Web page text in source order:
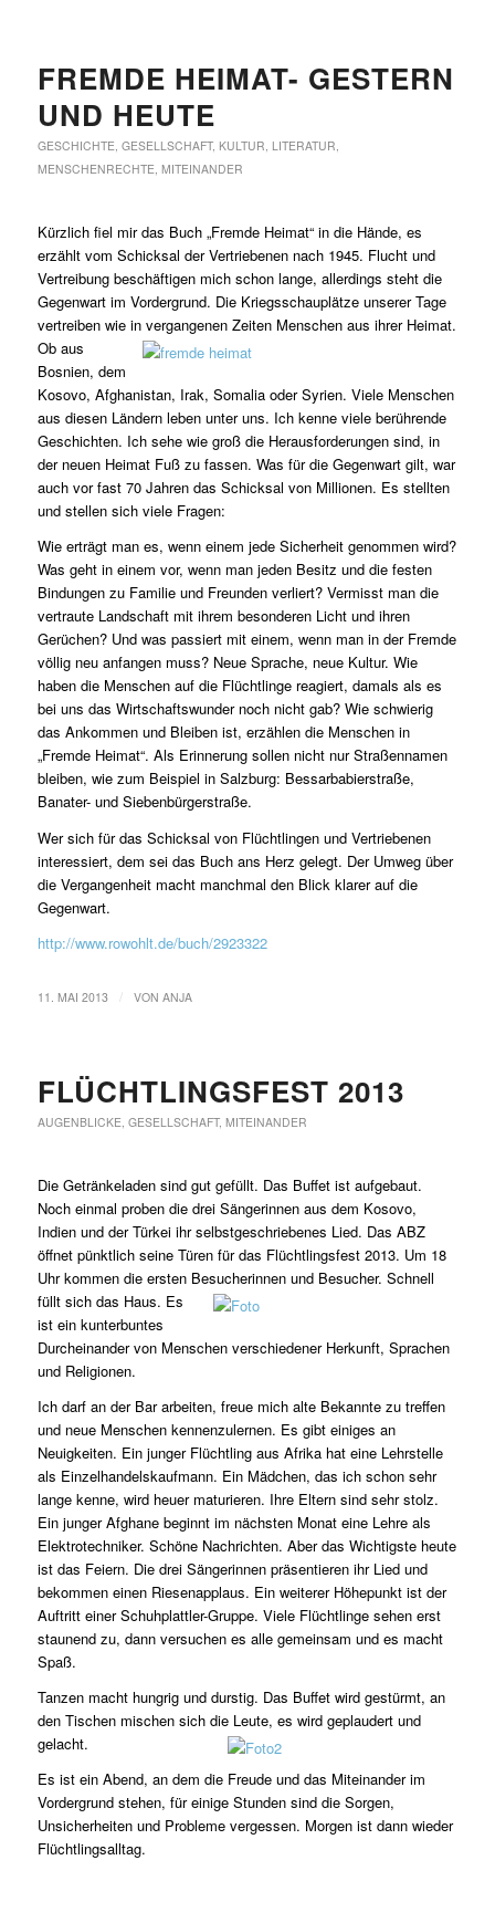
FREMDE HEIMAT- GESTERN
UND HEUTE
GESCHICHTE, GESELLSCHAFT, KULTUR, LITERATUR,
MENSCHENRECHTE, MITEINANDER
Kürzlich fiel mir das Buch „Fremde Heimat“ in die Hände, es
erzählt vom Schicksal der Vertriebenen nach 1945. Flucht und
Vertreibung beschäftigen mich schon lange, allerdings steht die
Gegenwart im Vordergrund. Die Kriegsschauplätze unserer Tage
vertreiben wie in vergangenen Zeiten Menschen aus ihrer Heimat.
Ob aus
Bosnien, dem
Kosovo, Afghanistan, Irak, Somalia oder Syrien. Viele Menschen
aus diesen Ländern leben unter uns. Ich kenne viele berührende
Geschichten. Ich sehe wie groß die Herausforderungen sind, in
der neuen Heimat Fuß zu fassen. Was für die Gegenwart gilt, war
auch vor fast 70 Jahren das Schicksal von Millionen. Es stellten
und stellen sich viele Fragen:
Wie erträgt man es, wenn einem jede Sicherheit genommen wird?
Was geht in einem vor, wenn man jeden Besitz und die festen
Bindungen zu Familie und Freunden verliert? Vermisst man die
vertraute Landschaft mit ihrem besonderen Licht und ihren
Gerüchen? Und was passiert mit einem, wenn man in der Fremde
völlig neu anfangen muss? Neue Sprache, neue Kultur. Wie
haben die Menschen auf die Flüchtlinge reagiert, damals als es
bei uns das Wirtschaftswunder noch nicht gab? Wie schwierig
das Ankommen und Bleiben ist, erzählen die Menschen in
„Fremde Heimat“. Als Erinnerung sollen nicht nur Straßennamen
bleiben, wie zum Beispiel in Salzburg: Bessarbabierstraße,
Banater- und Siebenbürgerstraße.
Wer sich für das Schicksal von Flüchtlingen und Vertriebenen
interessiert, dem sei das Buch ans Herz gelegt. Der Umweg über
die Vergangenheit macht manchmal den Blick klarer auf die
Gegenwart.
http://www.rowohlt.de/buch/2923322
11. MAI 2013 VON ANJA
FLÜCHTLINGSFEST 2013
AUGENBLICKE GESELLSCHAFT, MITEINANDER
Die Getränkeladen sind gut gefüllt. Das Buffet ist aufgebaut.
Noch einmal proben die drei Sängerinnen aus dem Kosovo,
Indien und der Türkei ihr selbstgeschriebenes Lied. Das ABZ
öffnet pünktlich seine Türen für das Flüchtlingsfest 2013. Um 18
Uhr kommen die ersten Besucherinnen undBesucher. Schnell
füllt sich das Haus. Es
ist ein kunterbuntes
Durcheinander von Menschen verschiedener Herkunft, Sprachen
und Religionen.
Ich darf an der Bar arbeiten, freue mich alte Bekannte zu treffen
und neue Menschen kennenzulernen. Es gibt einiges an
Neuigkeiten. Ein junger Flüchtling aus Afrika hat eine Lehrstelle
als Einzelhandelskaufmann. Ein Mädchen, das ich schon sehr
lange kenne, wird heuer maturieren. Ihre Eltern sind sehr stolz.
Ein junger Afghane beginnt im nächsten Monat eine Lehre als
Elektrotechniker. Schöne Nachrichten. Aber das Wichtigste heute
ist das Feiern. Die drei Sängerinnen präsentieren ihr Lied und
bekommen einen Riesenapplaus. Ein weiterer Höhepunkt ist der
Auftritt einer Schuhplattler-Gruppe. Viele Flüchtlinge sehen erst
staunend zu, dann versuchen es alle gemeinsam und es macht
Spaß.
Tanzen macht hungrig und durstig. Das Buffet wird gestürmt, an
den Tischen mischen sich die Leute, es wird geplaudert und
gelacht.
Es ist ein Abend, an dem die Freude und das Miteinander im
Vordergrund stehen, für einige Stunden sind die Sorgen,
Unsicherheiten und Probleme vergessen. Morgen ist dann wieder
Flüchtlingsalltag.